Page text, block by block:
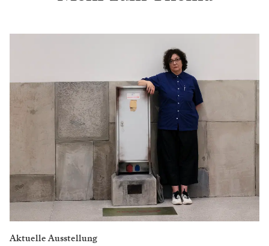
Aktuelle Ausstellung